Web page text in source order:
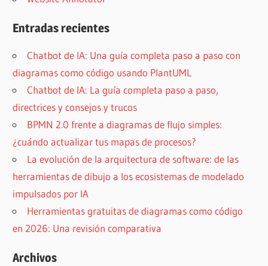
Entradas recientes
Chatbot de IA: Una guía completa paso a paso con
diagramas como código usando PlantUML
Chatbot de IA: La guía completa paso a paso,
directrices y consejos y trucos
BPMN 2.0 frente a diagramas de flujo simples:
¿cuándo actualizar tus mapas de procesos?
La evolución de la arquitectura de software: de las
herramientas de dibujo a los ecosistemas de modelado
impulsados por IA
Herramientas gratuitas de diagramas como código
en 2026: Una revisión comparativa
Archivos